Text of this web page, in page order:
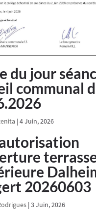
du jour
communal
| 4 Juin, 2026
20260603
| 3 Juin, 2026